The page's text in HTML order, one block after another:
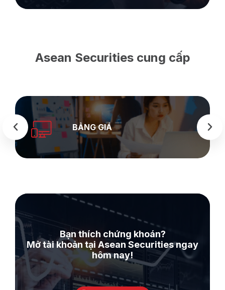
Asean Securities cung cấp
BẢNG GIÁ
Bạn thích chứng khoán?
Mở tài khoản tại Asean Securities ngay
hôm nay!